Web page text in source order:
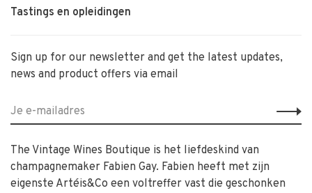
Tastings en opleidingen
Sign up for our newsletter and get the latest updates,
news and product offers via email
The Vintage Wines Boutique is het liefdeskind van
champagnemaker Fabien Gay. Fabien heeft met zijn
eigenste Artéis&Co een voltreffer vast die geschonken